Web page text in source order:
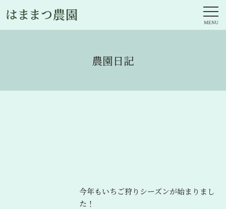
農園日記
今年もいちご狩りシーズンが始まりまし
た！